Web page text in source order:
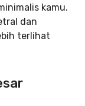
kamu.
dan
terlihat